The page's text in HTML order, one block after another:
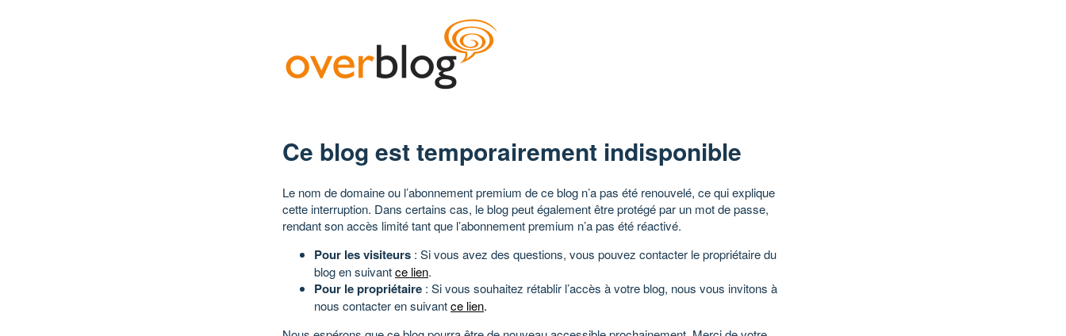
Ce blog est temporairement indisponible
Le nom de domaine ou l’abonnement premium de ce blog n’a pas été renouvelé, ce qui explique
cette interruption. Dans certains cas, le blog peut également être protégé par un mot de passe,
rendant son accès limité tant que l’abonnement premium n’a pas été réactivé.
Pour les visiteurs : Si vous avez des questions, vous pouvez contacter le propriétaire du
blog en suivantce lien.
Pour le propriétaire : Si vous souhaitez rétablir l’accès à votre blog, nous vous invitons à
nous contacter en suivantce lien.